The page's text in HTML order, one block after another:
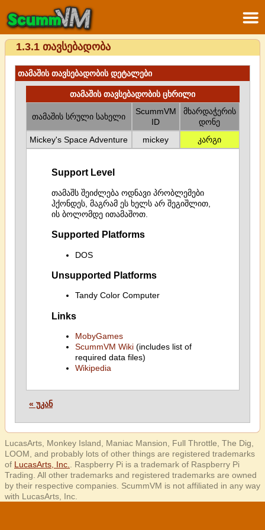
1.3.1 თავსებადობა
თამაშის თავსებადობის დეტალები
თამაშის თავსებადობის ცხრილი
თამაშის სრული სახელი
ScummVM
ID
მხარდაჭერის
დონე
Mickey's Space Adventure
mickey კარგი
Support Level
თამაშს შეიძლება ოდნავი პრობლემები
ჰქონდეს, მაგრამ ეს ხელს არ შეგიშლით,
ის ბოლომდე ითამაშოთ.
Supported Platforms
DOS
Unsupported Platforms
Tandy Color Computer
Links
MobyGames
ScummVM Wiki(includes list of
required data files)
Wikipedia
« უკან
LucasArts, Monkey Island, Maniac Mansion, Full Throttle, The Dig,
LOOM, and probably lots of other things are registered trademarks
of LucasArts, Inc.
. Raspberry Pi is a trademark of Raspberry Pi
Trading. All other trademarks and registered trademarks are owned
by their respective companies. ScummVM is not affiliated in any way
with LucasArts, Inc.